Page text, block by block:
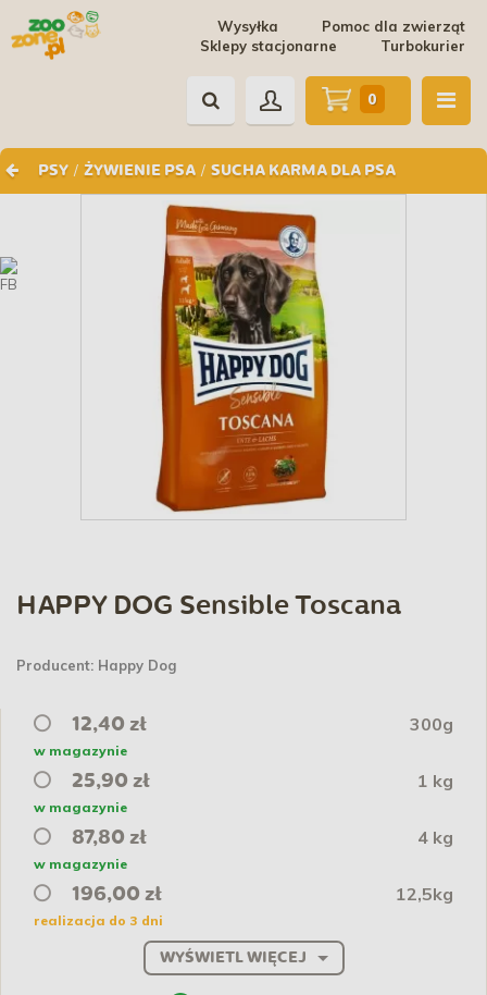
Pomoc dla zwierząt
Wysyłka
Turbokurier
Sklepy stacjonarne
PSY / ŻYWIENIE PSA / SUCHA KARMA DLA PSA
0
HAPPY DOG Sensible Toscana
Producent: Happy Dog
12,40 zł 300g
w magazynie
25,90 zł 1 kg
w magazynie
87,80 zł 4 kg
w magazynie
196,00 zł 12,5kg
realizacja do 3 dni
WYŚWIETL WIĘCEJ